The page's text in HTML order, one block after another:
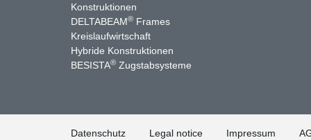
Konstruktionen
DELTABEAM® Frames
Kreislaufwirtschaft
Hybride Konstruktionen
BESISTA® Zugstabsysteme
Kontakt
Datenschutz Legal notice Impressum